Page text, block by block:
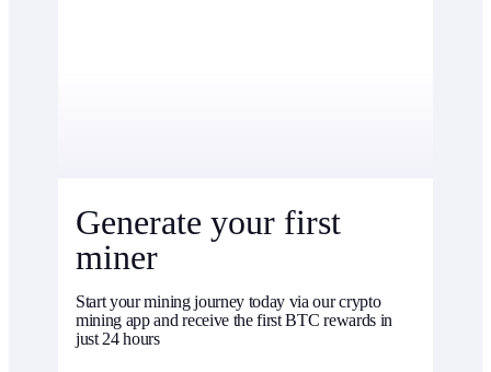
Generate your first
miner
Start your mining journey today via our crypto
mining app and receive the first BTC rewards in
just 24 hours